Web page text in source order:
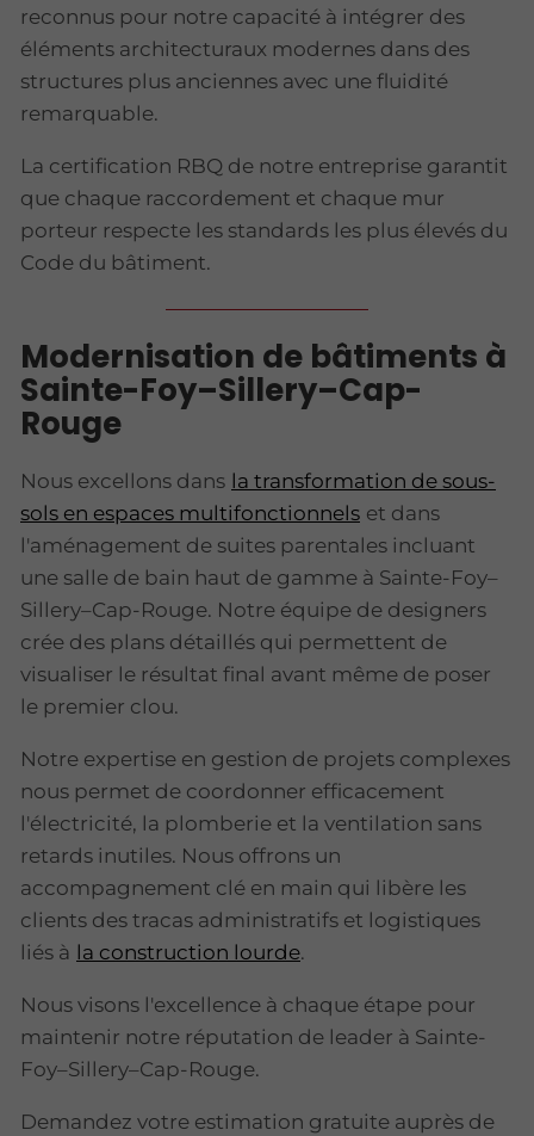
reconnus pour notre capacité à intégrer des
éléments architecturaux modernes dans des
structures plus anciennes avec une fluidité
remarquable.
La certification RBQ de notre entreprise garantit
que chaque raccordement et chaque mur
porteur respecte les standards les plus élevés du
Code du bâtiment.
Modernisation de bâtiments à
Sainte-Foy–Sillery–Cap-
Rouge
Nous excellons dans la transformation de sous-
sols en espaces multifonctionnels et dans
l'aménagement de suites parentales incluant
une salle de bain haut de gamme à Sainte-Foy–
Sillery–Cap-Rouge. Notre équipe de designers
crée des plans détaillés qui permettent de
visualiser le résultat final avant même de poser
le premier clou.
Notre expertise en gestion de projets complexes
nous permet de coordonner efficacement
l'électricité, la plomberie et la ventilation sans
retards inutiles. Nous offrons un
accompagnement clé en main qui libère les
clients des tracas administratifs et logistiques
liés à la construction lourde.
Nous visons l'excellence à chaque étape pour
maintenir notre réputation de leader à Sainte-
Foy–Sillery–Cap-Rouge.
Demandez votre estimation gratuite auprès de